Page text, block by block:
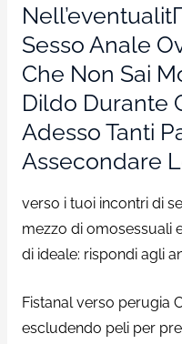
Sesso Anale
Che Non Sai
Dildo Durante
Adesso Tanti
Assecondare
verso i tuoi incontri di
mezzo di omosessuali
di ideale: rispondi agli
Fistanal verso perugia
escludendo peli per